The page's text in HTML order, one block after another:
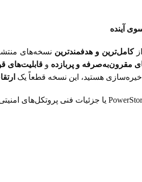
آینده
کامل‌ترین و هدفمندترین نسخه‌های
مقرون‌به‌صرفه و پربازده وقابلیت‌های
هستید، این نسخه قطعاً یک